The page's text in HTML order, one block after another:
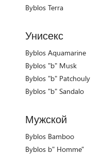
Byblos Terra
Унисекс
Byblos Aquamarine
Byblos "b" Musk
Byblos "b" Patchouly
Byblos "b" Sandalo
Мужской
Byblos Bamboo
Byblos b" Homme"